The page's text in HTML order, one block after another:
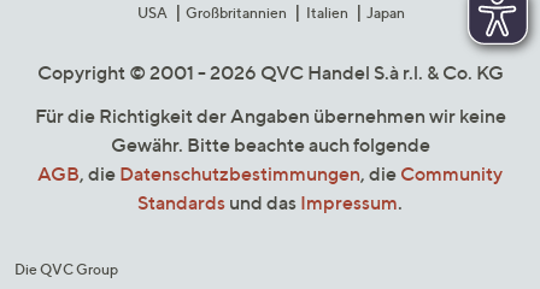
USA
Großbritannien Italien Japan
Copyright © 2001 - 2026 QVC Handel S.à r.l. & Co. KG
Für die Richtigkeit der Angaben übernehmen wir keine
Gewähr. Bitte beachte auch folgende
AGB, die Datenschutzbestimmungen, die Community
Standards und das Impressum.
Die QVC Group